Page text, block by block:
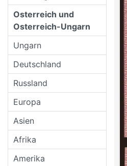
Osterreich und
Osterreich-Ungarn
Ungarn
Deutschland
Russland
Europa
Asien
Afrika
Amerika